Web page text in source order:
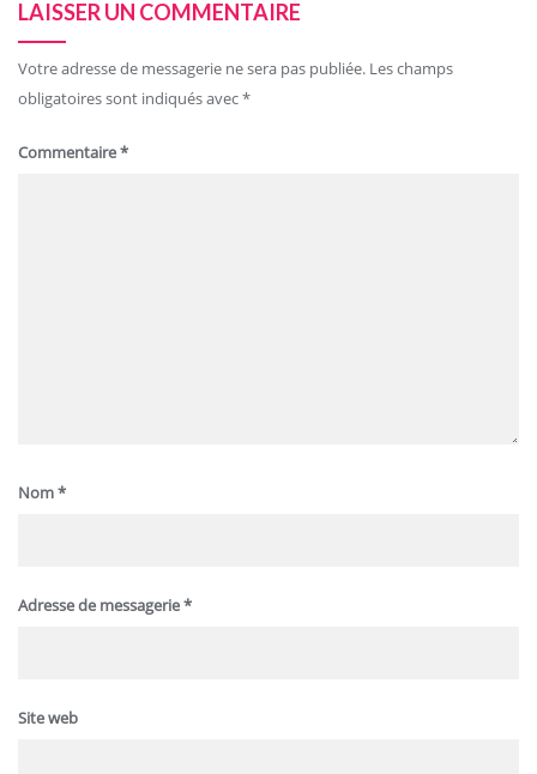
LAISSER UN COMMENTAIRE
Votre adresse de messagerie ne sera pas publiée. Les champs
obligatoires sont indiqués avec*
Commentaire*
Nom*
Adresse de messagerie*
Site web